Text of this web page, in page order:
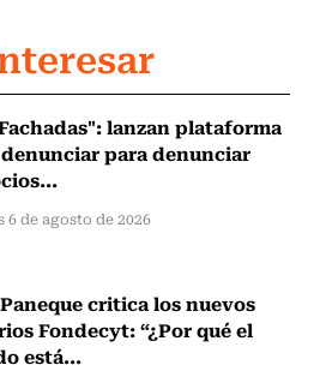
lanzan plataforma
para denunciar
6 de agosto de 2026
critica los nuevos
Fondecyt: “¿Por qué el
está...